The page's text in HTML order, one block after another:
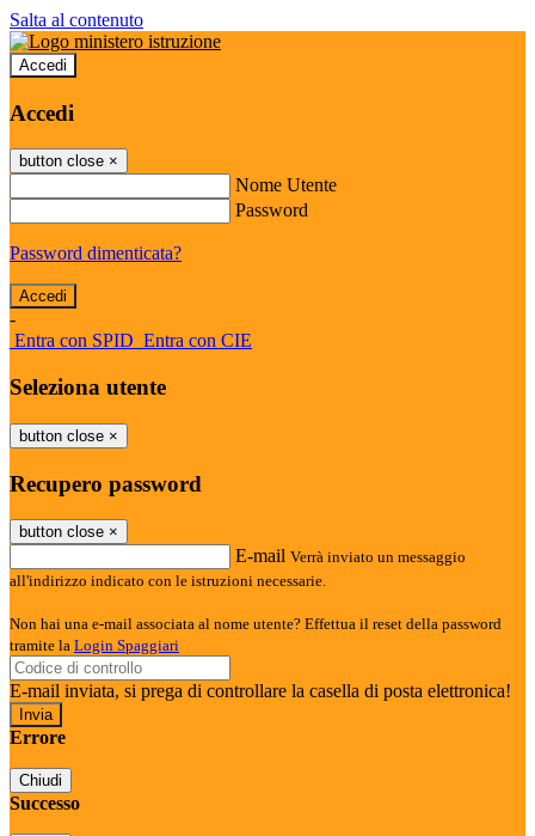
Salta al contenuto
Accedi
Accedi
button close ×
Nome Utente
Password
Password dimenticata?
-
Entra con SPID Entra con CIE
Seleziona utente
button close ×
Recupero password
button close ×
E-mail Verrà inviato un messaggio
all'indirizzo indicato con le istruzioni necessarie.
Non hai una e-mail associata al nome utente? Effettua il reset della password
tramite la Login Spaggiari
E-mail inviata, si prega di controllare la casella di posta elettronica!
Errore
Chiudi
Successo